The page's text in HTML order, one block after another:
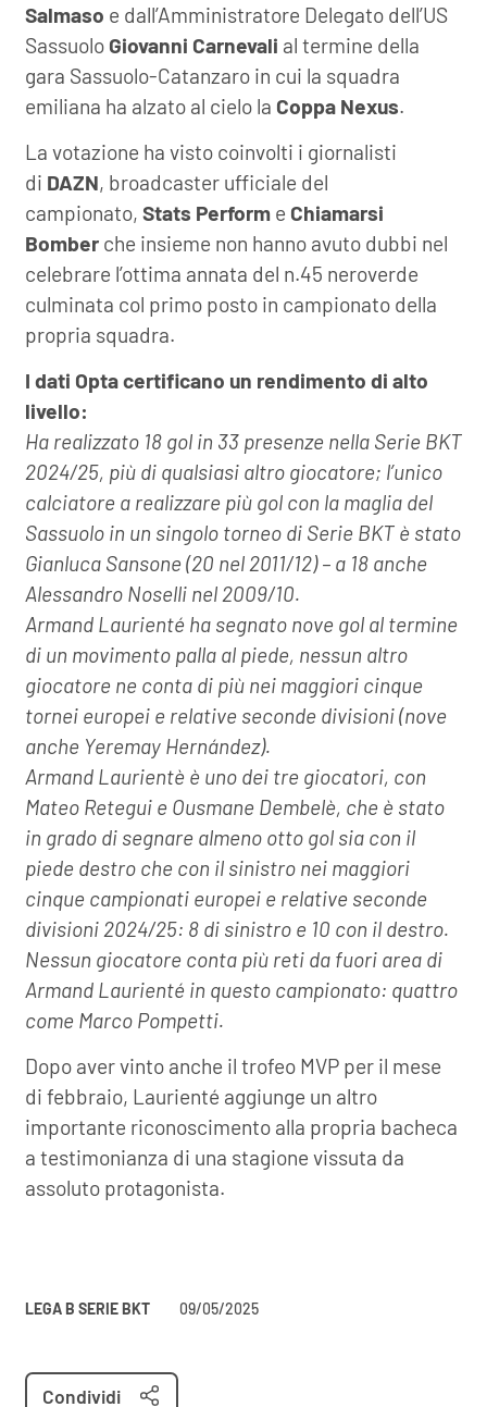
Salmaso e dall’Amministratore Delegato dell’US
Sassuolo Giovanni Carnevali al termine della
gara Sassuolo-Catanzaro in cui la squadra
emiliana ha alzato al cielo la Coppa Nexus.
La votazione ha visto coinvolti i giornalisti
di DAZN, broadcaster ufficiale del
campionato, Stats Perform e Chiamarsi
Bomber che insieme non hanno avuto dubbi nel
celebrare l’ottima annata del n.45 neroverde
culminata col primo posto in campionato della
propria squadra.
I dati Opta certificano un rendimento di alto
livello:
Ha realizzato 18 gol in 33 presenze nella Serie BKT
2024/25, più di qualsiasi altro giocatore; l’unico
calciatore a realizzare più gol con la maglia del
Sassuolo in un singolo torneo di Serie BKT è stato
Gianluca Sansone (20 nel 2011/12) – a 18 anche
Alessandro Noselli nel 2009/10.
Armand Laurienté ha segnato nove gol al termine
di un movimento palla al piede, nessun altro
giocatore ne conta di più nei maggiori cinque
tornei europei e relative seconde divisioni (nove
anche Yeremay Hernández).
Armand Laurientè è uno dei tre giocatori, con
Mateo Retegui e Ousmane Dembelè, che è stato
in grado di segnare almeno otto gol sia con il
piede destro che con il sinistro nei maggiori
cinque campionati europei e relative seconde
divisioni 2024/25: 8 di sinistro e 10 con il destro.
Nessun giocatore conta più reti da fuori area di
Armand Laurienté in questo campionato: quattro
come Marco Pompetti.
Dopo aver vinto anche il trofeo MVP per il mese
di febbraio, Laurienté aggiunge un altro
importante riconoscimento alla propria bacheca
a testimonianza di una stagione vissuta da
assoluto protagonista.
LEGA B SERIE BKT 09/05/2025
Condividi